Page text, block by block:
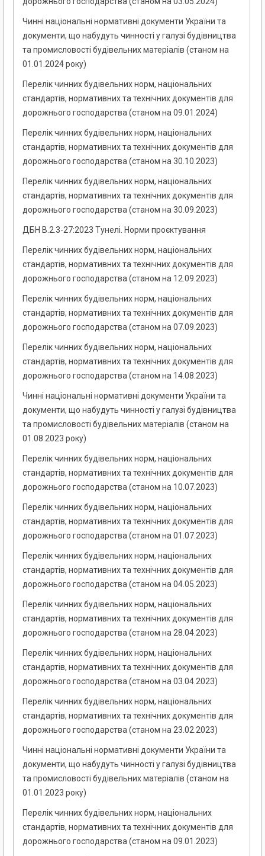
Чинні національні нормативні документи України та
документи, що набудуть чинності у галузі будівництва
та промисловості будівельних матеріалів (станом на
01.01.2024 року)
Перелік чинних будівельних норм, національних
стандартів, нормативних та технічних документів для
дорожнього господарства (станом на 09.01.2024)
Перелік чинних будівельних норм, національних
стандартів, нормативних та технічних документів для
дорожнього господарства (станом на 30.10.2023)
Перелік чинних будівельних норм, національних
стандартів, нормативних та технічних документів для
дорожнього господарства (станом на 30.09.2023)
ДБН В.2.3-27:2023 Тунелі. Норми проєктування
Перелік чинних будівельних норм, національних
стандартів, нормативних та технічних документів для
дорожнього господарства (станом на 12.09.2023)
Перелік чинних будівельних норм, національних
стандартів, нормативних та технічних документів для
дорожнього господарства (станом на 07.09.2023)
Перелік чинних будівельних норм, національних
стандартів, нормативних та технічних документів для
дорожнього господарства (станом на 14.08.2023)
Чинні національні нормативні документи України та
документи, що набудуть чинності у галузі будівництва
та промисловості будівельних матеріалів (станом на
01.08.2023 року)
Перелік чинних будівельних норм, національних
стандартів, нормативних та технічних документів для
дорожнього господарства (станом на 10.07.2023)
Перелік чинних будівельних норм, національних
стандартів, нормативних та технічних документів для
дорожнього господарства (станом на 01.07.2023)
Перелік чинних будівельних норм, національних
стандартів, нормативних та технічних документів для
дорожнього господарства (станом на 04.05.2023)
Перелік чинних будівельних норм, національних
стандартів, нормативних та технічних документів для
дорожнього господарства (станом на 28.04.2023)
Перелік чинних будівельних норм, національних
стандартів, нормативних та технічних документів для
дорожнього господарства (станом на 03.04.2023)
Перелік чинних будівельних норм, національних
стандартів, нормативних та технічних документів для
дорожнього господарства (станом на 23.02.2023)
Чинні національні нормативні документи України та
документи, що набудуть чинності у галузі будівництва
та промисловості будівельних матеріалів (станом на
01.01.2023 року)
Перелік чинних будівельних норм, національних
стандартів, нормативних та технічних документів для
дорожнього господарства (станом на 09.01.2023)